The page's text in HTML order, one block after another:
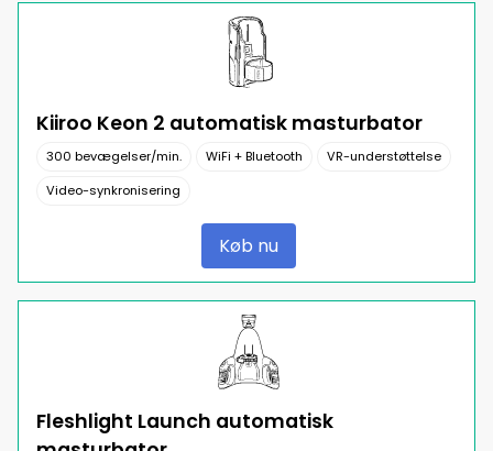
Kiiroo Keon 2 automatisk masturbator
300 bevægelser/min. WiFi + Bluetooth
VR-understøttelse
Video-synkronisering
Køb nu
Fleshlight Launch automatisk